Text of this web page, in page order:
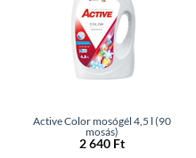
Active Color mosógél 4,5 l (90
mosás)
2 640 Ft